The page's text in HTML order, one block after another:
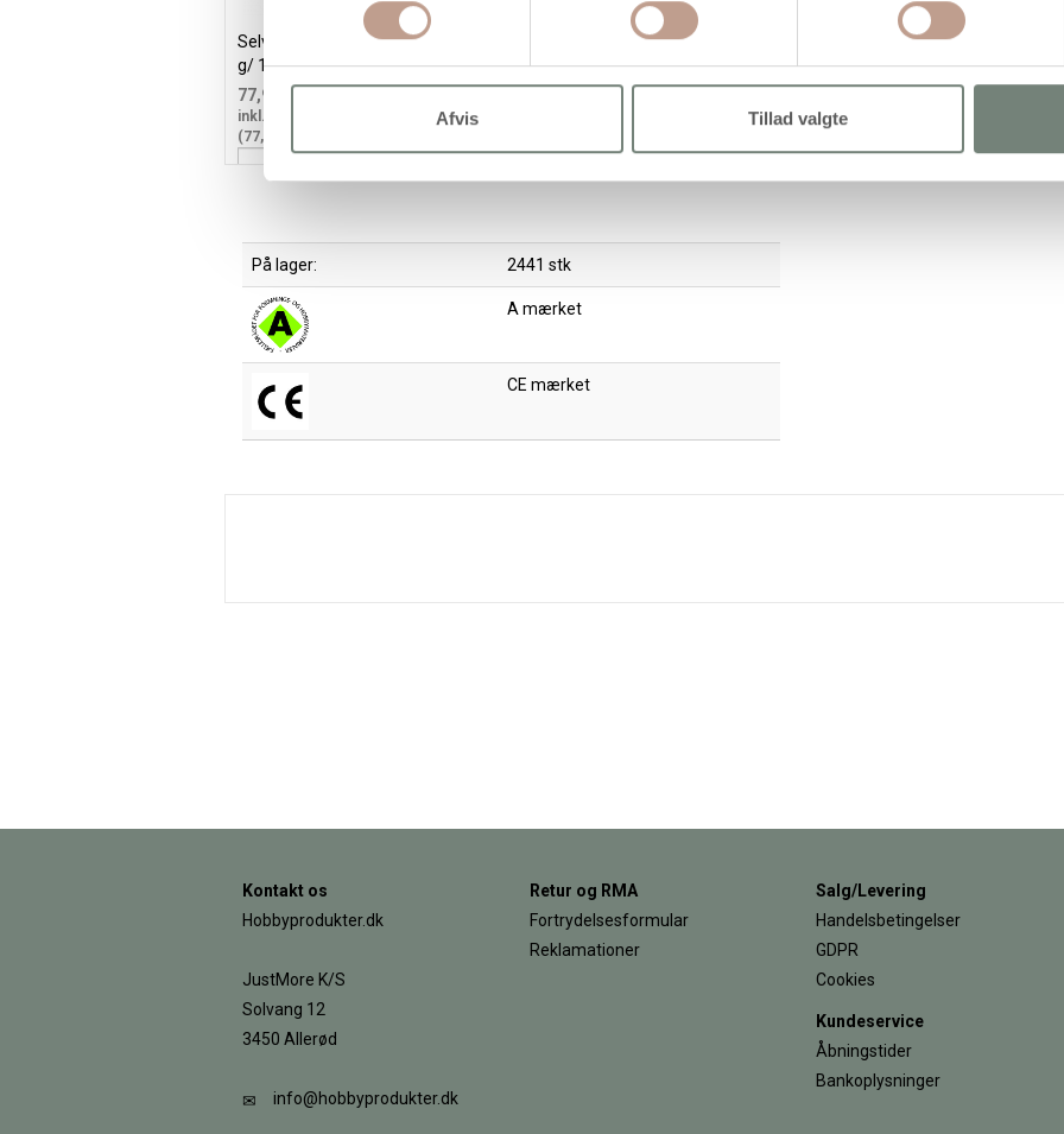
Afvis Tillad valgte
Selvhærdende Ler, lys grå, 1000
g/ 1 pk.
77,94
62,35 kr.
inkl. moms
(77,94 kr. inkl. moms)
Selvhærdende Ler, terrakotta,
12x1000 g/ 1 pk.
624,00 kr.
Selvhærdende Ler, hvid, 1000 g/
1 pk.
/ stk
inkl. moms
På lager: 2441 stk
A mærket
CE mærket
Kontakt os
Hobbyprodukter.dk
JustMore K/S
Solvang 12
3450 Allerød
info@hobbyprodukter.dk
Retur og RMA
Fortrydelsesformular
Reklamationer
Salg/Levering
Handelsbetingelser
GDPR
Cookies
Kundeservice
Åbningstider
Bankoplysninger